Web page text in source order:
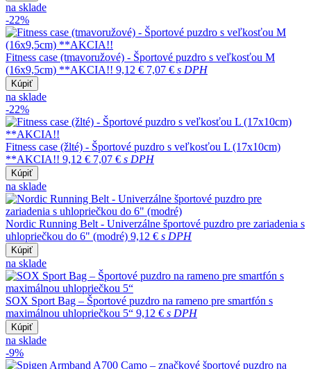
na sklade
-22%
Fitness case (tmavoružové) - Športové puzdro s veľkosťou M
(16x9,5cm) **AKCIA!! 9,12 € 7,07 € s DPH
Kúpiť
na sklade
-22%
Fitness case (žlté) - Športové puzdro s veľkosťou L (17x10cm)
**AKCIA!! 9,12 € 7,07 € s DPH
Kúpiť
na sklade
Nordic Running Belt - Univerzálne športové puzdro pre zariadenia s
uhlopriečkou do 6" (modré) 9,12 € s DPH
Kúpiť
na sklade
SOX Sport Bag – Športové puzdro na rameno pre smartfón s
maximálnou uhlopriečkou 5“ 9,12 € s DPH
Kúpiť
na sklade
-9%